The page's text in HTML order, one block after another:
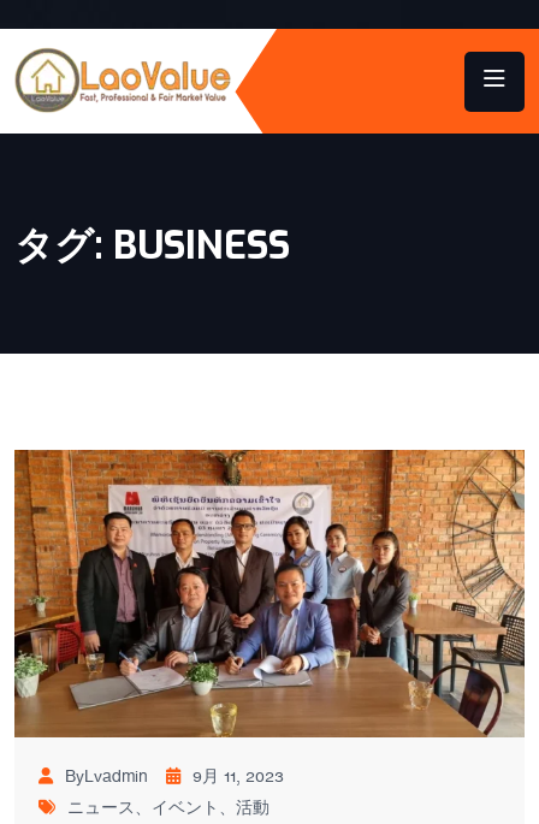
タグ: BUSINESS
ByLvadmin
9月 11, 2023
ニュース、イベント、活動